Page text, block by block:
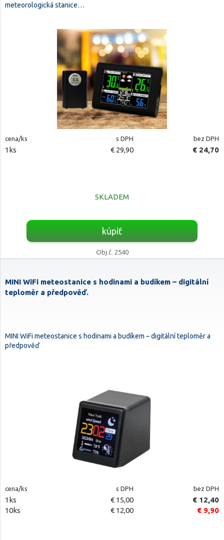
meteorologická stanice…
cena/ks s DPH bez DPH
1ks € 29,90 € 24,70
SKLADEM
kúpiť
Obj.č. 2540
MINI WiFi meteostanice s hodinami a budíkem – digitální
teploměr a předpověď.
MINI WiFi meteostanice s hodinami a budíkem – digitální teploměr a
předpověď
cena/ks s DPH bez DPH
1ks € 15,00
€ 12,40
10ks
€ 12,00 € 9,90